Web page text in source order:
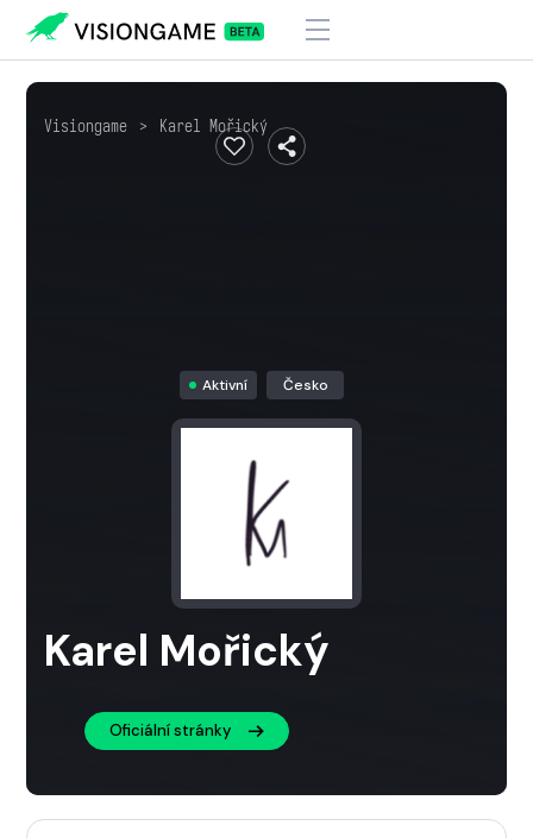
Visiongame > Karel Mořický
Aktivní Česko
Karel Mořický
Oficiální stránky